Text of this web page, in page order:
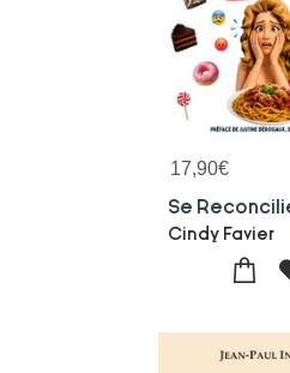
17,90€
Cindy Favier